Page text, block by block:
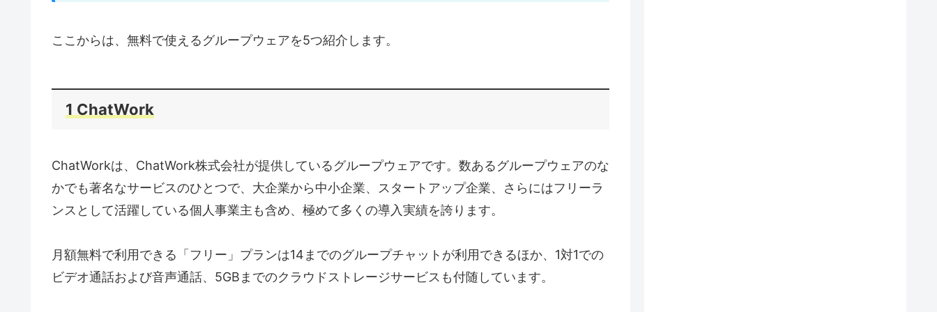
ここからは、無料で使えるグループウェアを5つ紹介します。
1 ChatWork
ChatWorkは、ChatWork株式会社が提供しているグループウェアです。数あるグループウェアのな
かでも著名なサービスのひとつで、大企業から中小企業、スタートアップ企業、さらにはフリーラ
ンスとして活躍している個人事業主も含め、極めて多くの導入実績を誇ります。
月額無料で利用できる「フリー」プランは14までのグループチャットが利用できるほか、1対1での
ビデオ通話および音声通話、5GBまでのクラウドストレージサービスも付随しています。